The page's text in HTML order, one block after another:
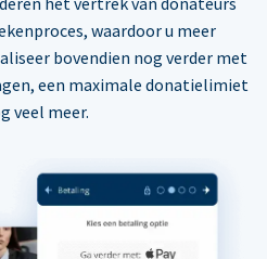
waardoor u meer
bovendien nog verder met
een maximale donatielimiet
veel meer.